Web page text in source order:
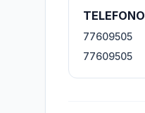
TELEFONO
77609505
77609505